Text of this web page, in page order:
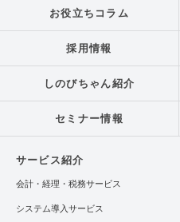
お役立ちコラム
採用情報
しのびちゃん紹介
セミナー情報
サービス紹介
会計・経理・税務サービス
システム導入サービス